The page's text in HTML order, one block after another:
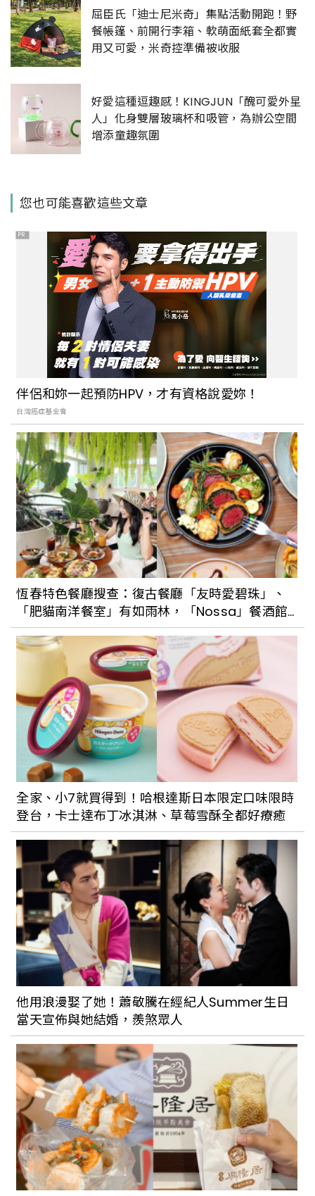
屈臣氏「迪士尼米奇」集點活動開跑！野
餐帳篷、前開行李箱、軟萌面紙套全都實
用又可愛，米奇控準備被收服
好愛這種逗趣感！KINGJUN「醜可愛外星
人」化身雙層玻璃杯和吸管，為辦公空間
增添童趣氛圍
您也可能喜歡這些文章
PR
伴侶和妳一起預防HPV，才有資格說愛妳！
台灣癌症基金會
恆春特色餐廳搜查：復古餐廳「友時愛碧珠」、
「肥貓南洋餐室」有如雨林，「Nossa」餐酒館
海景第一排
全家、小7就買得到！哈根達斯日本限定口味限時
登台，卡士達布丁冰淇淋、草莓雪酥全都好療癒
他用浪漫娶了她！蕭敬騰在經紀人Summer生日
當天宣佈與她結婚，羨煞眾人